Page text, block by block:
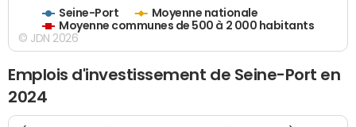
Seine-Port
Moyenne nationale
Moyenne communes de 500 à 2 000 habitants
© JDN 2026
Emplois d'investissement de Seine-Port en
2024